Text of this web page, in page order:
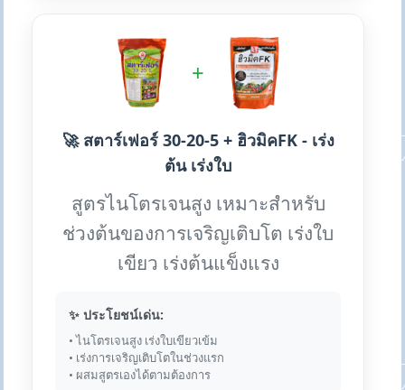
+
🚀 สตาร์เฟอร์ 30-20-5 + ฮิวมิคFK - เร่ง
ต้น เร่งใบ
สูตรไนโตรเจนสูง เหมาะสำหรับ
ช่วงต้นของการเจริญเติบโต เร่งใบ
เขียว เร่งต้นแข็งแรง
✨ ประโยชน์เด่น:
• ไนโตรเจนสูง เร่งใบเขียวเข้ม
• เร่งการเจริญเติบโตในช่วงแรก
• ผสมสูตรเองได้ตามต้องการ